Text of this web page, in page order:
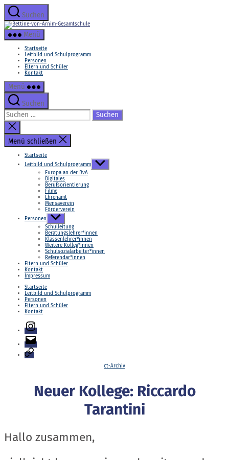
Zum
Inhalt
springenSuchen
Bettine-
Menü
Startseite
Leitbild und Schulprogramm
Personen
Eltern und Schüler
Kontakt
Menü
Suchen
Suchen
nach:
Suche
schließen
Menü schließen
Startseite
Leitbild und Schulprogramm
Untermenü
anzeigen
Europa an der BvA
Digitales
Berufsorientierung
Filme
Ehrenamt
Mensaverein
Förderverein
Personen
Untermenü
anzeigen
Schulleitung
Beratungslehrer*innen
Klassenlehrer*innen
Weitere Kolleg*innen
Schulsozialarbeiter*innen
Referendar*innen
Eltern und Schüler
Kontakt
Impressum
Startseite
Leitbild und Schulprogramm
Personen
Eltern und Schüler
Kontakt
Instagram
E-
Mail
Login
Kategorien
ct-Archiv
Neuer Kollege: Riccardo
Tarantini
Hallo zusammen,